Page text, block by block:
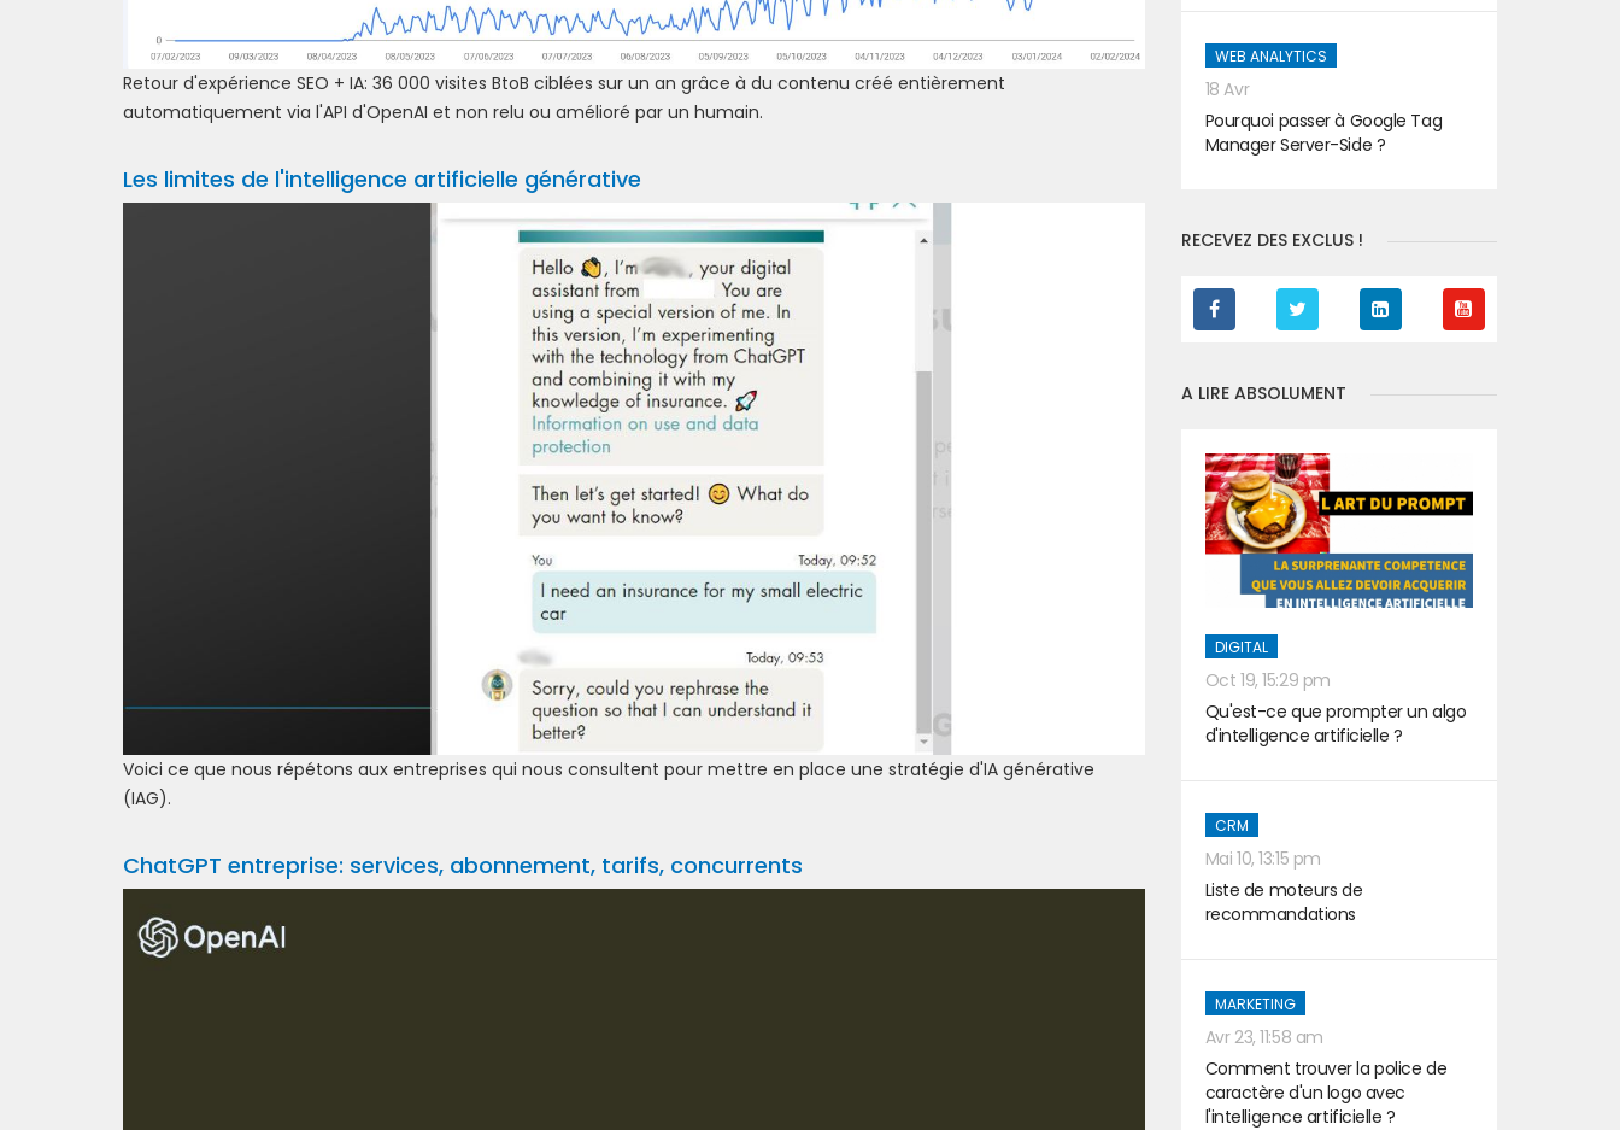
Retour d'expérience SEO + IA: 36 000 visites BtoB ciblées sur un an grâce à du contenu créé entièrement
automatiquement via l'API d'OpenAI et non relu ou amélioré par un humain.
Les limites de l'intelligence artificielle générative
Voici ce que nous répétons aux entreprises qui nous consultent pour mettre en place une stratégie d'IA générative
(IAG).
ChatGPT entreprise: services, abonnement, tarifs, concurrents
WEB ANALYTICS
18 Avr
Pourquoi passer à Google Tag
Manager Server-Side ?
RECEVEZ DES EXCLUS !
A LIRE ABSOLUMENT
DIGITAL
Oct 19, 15:29 pm
Qu'est-ce que prompter un algo
d'intelligence artificielle ?
CRM
Mai 10, 13:15 pm
Liste de moteurs de
recommandations
MARKETING
Avr 23, 11:58 am
Comment trouver la police de
caractère d'un logo avec
l'intelligence artificielle ?